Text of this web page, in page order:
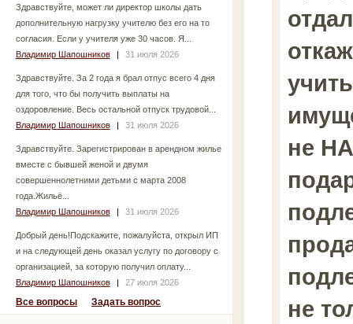
Здравствуйте, может ли директор школы дать
дополнительную нагрузку учителю без его на то
согласия. Если у учителя уже 30 часов. Я...
Владимир Шапошников
| 31 июля 2026
Здравствуйте. За 2 года я брал отпус всего 4 дня
для того, что бы получить выплаты на
оздоровление. Весь остальной отпуск трудовой...
Владимир Шапошников
| 31 июля 2026
Здравствуйте. Зарегистрирован в арендном жилье
вместе с бывшей женой и двумя
совершеннолетними детьми с марта 2008
года.Жильё...
Владимир Шапошников
| 31 июля 2026
Добрый день!Подскажите, пожалуйста, открыл ИП
и на следующей день оказал услугу по договору с
организацией, за которую получил оплату...
Владимир Шапошников
| 27 июля 2026
Все вопросы Задать вопрос
не
не